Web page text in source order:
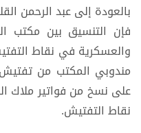
بالعودة إلى عبد الرحمن
فإن التنسيق بين مكتب
والعسكرية في نقاط
مندوبي المكتب من
على نسخ من فواتير ملاك
نقاط التفتيش.